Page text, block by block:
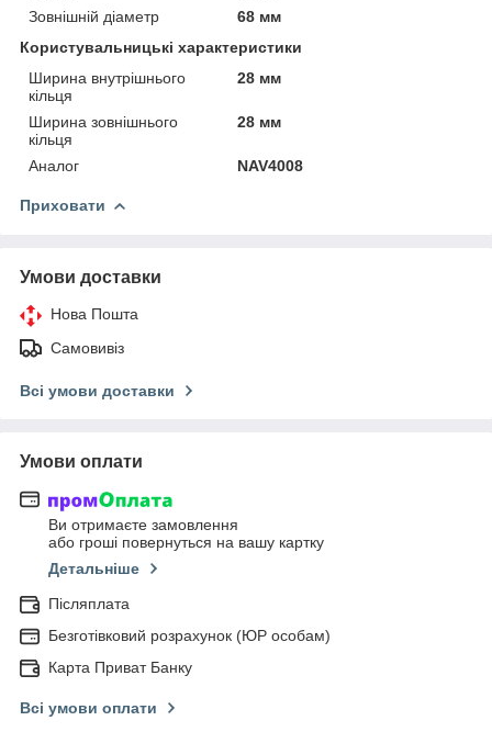
Зовнішній діаметр
68 мм
Користувальницькі характеристики
Ширина внутрішнього
кільця
28 мм
Ширина зовнішнього
кільця
28 мм
Аналог NAV4008
Приховати
Умови доставки
Нова Пошта
Самовивіз
Всі умови доставки
Умови оплати
Ви отримаєте замовлення
або гроші повернуться на вашу картку
Детальніше
Післяплата
Безготівковий розрахунок (ЮР особам)
Карта Приват Банку
Всі умови оплати